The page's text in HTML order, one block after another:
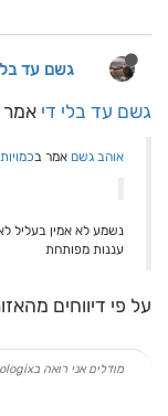
גשם עד
גשם עד בלי די אמר
אוהב גשם אמר ב
נשמע לא אמין בעליל
עננות מפותחת
על פי דיווחים
מודלים אני רואה בmeteologix